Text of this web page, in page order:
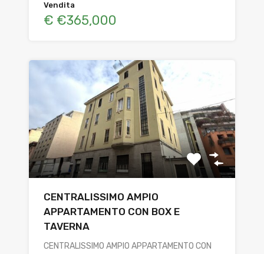
Vendita
€ €365,000
CENTRALISSIMO AMPIO
APPARTAMENTO CON BOX E
TAVERNA
CENTRALISSIMO AMPIO APPARTAMENTO CON